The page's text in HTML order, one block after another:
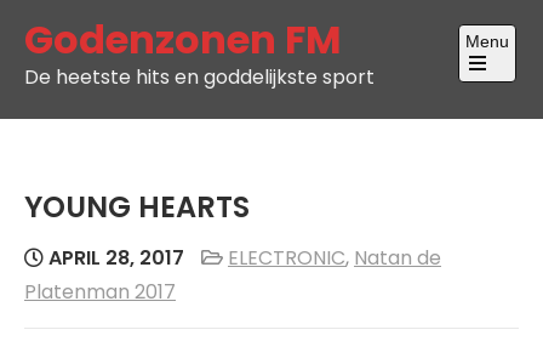
content
Godenzonen FM
De heetste hits en goddelijkste sport
Menu
Open
main
YOUNG HEARTS
APRIL 28, 2017 ELECTRONIC, Natan de
Platenman 2017